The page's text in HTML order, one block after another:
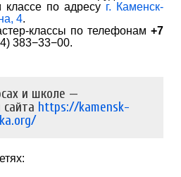
по адресу г. Каменск-
4.
классы по телефонам +7
383−33−00.
и школе —
https://kamensk-